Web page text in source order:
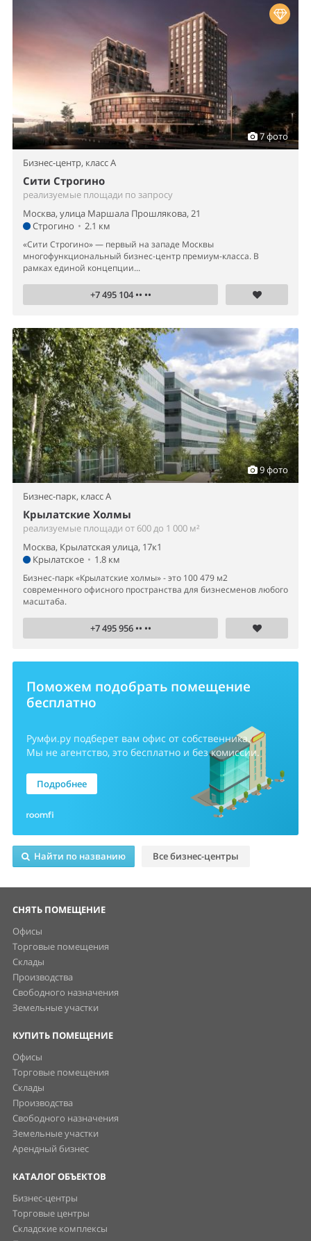
7 фото
Бизнес-центр, класс A
Сити Строгино
реализуемые площади по запросу
Москва, улица Маршала Прошлякова, 21
Строгино • 2.1 км
«Сити Строгино» — первый на западе Москвы
многофункциональный бизнес-центр премиум-класса. В
рамках единой концепции...
+7 495 104 •• ••
9 фото
Бизнес-парк, класс A
Крылатские Холмы
реализуемые площади от 600 до 1 000 м²
Москва, Крылатская улица, 17к1
Крылатское • 1.8 км
Бизнес-парк «Крылатские холмы» - это 100 479 м2
современного офисного пространства для бизнесменов любого
масштаба.
+7 495 956 •• ••
Поможем подобрать помещение
бесплатно
Румфи.ру подберет вам офис от собственника.
Мы не агентство, это бесплатно и без комиссии.
Подробнее
Найти по названию Все бизнес-центры
СНЯТЬ ПОМЕЩЕНИЕ
Офисы
Торговые помещения
Склады
Производства
Свободного назначения
Земельные участки
КУПИТЬ ПОМЕЩЕНИЕ
Офисы
Торговые помещения
Склады
Производства
Свободного назначения
Земельные участки
Арендный бизнес
КАТАЛОГ ОБЪЕКТОВ
Бизнес-центры
Торговые центры
Складские комплексы